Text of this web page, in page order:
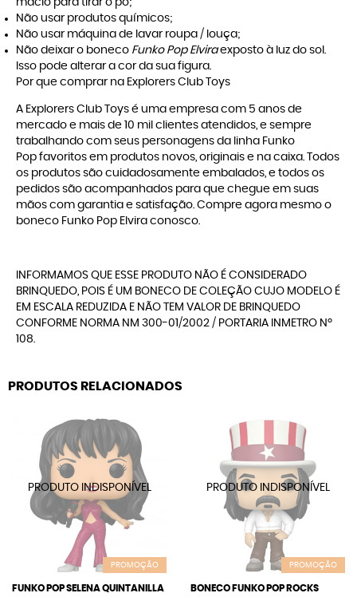
macio para tirar o pó;
Não usar produtos químicos;
Não usar máquina de lavar roupa / louça;
Não deixar o boneco Funko Pop Elviraexposto à luz do sol.
Isso pode alterar a cor da sua figura.
Por que comprar na Explorers Club Toys
A Explorers Club Toys é uma empresa com 5 anos de
mercado e mais de 10 mil clientes atendidos, e sempre
trabalhando com seus personagens da linha Funko
Pop favoritos em produtos novos, originais e na caixa. Todos
os produtos são cuidadosamente embalados, e todos os
pedidos são acompanhados para que chegue em suas
mãos com garantia e satisfação. Compre agora mesmo o
boneco Funko Pop Elvira conosco.
INFORMAMOS QUE ESSE PRODUTO NÃO É CONSIDERADO
BRINQUEDO, POIS É UM BONECO DE COLEÇÃO CUJO MODELO É
EM ESCALA REDUZIDA E NÃO TEM VALOR DE BRINQUEDO
CONFORME NORMA NM 300-01/2002 / PORTARIA INMETRO Nº
108.
PRODUTOS RELACIONADOS
PROMOÇÃO
FUNKO POP SELENA QUINTANILLA
PROMOÇÃO
BONECO FUNKO POP ROCKS